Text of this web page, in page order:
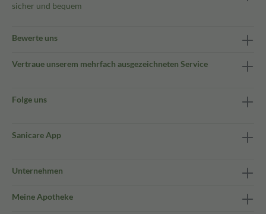
sicher und bequem
Bewerte uns
Vertraue unserem mehrfach ausgezeichneten Service
Folge uns
Sanicare App
Unternehmen
Meine Apotheke